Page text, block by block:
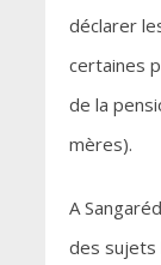
déclarer
certaines
de la
mères).
A
des sujets